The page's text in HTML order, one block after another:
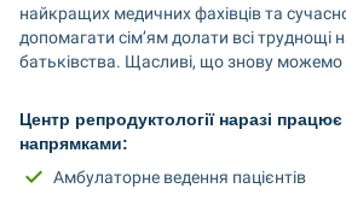
найкращих медичних фахівців та
допомагати сім’ям долати всі труднощі
батьківства. Щасливі, що знову можемо
Центр репродуктології наразі
напрямками:
Амбулаторне ведення пацієнтів